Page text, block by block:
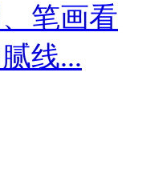
笔画看
线...